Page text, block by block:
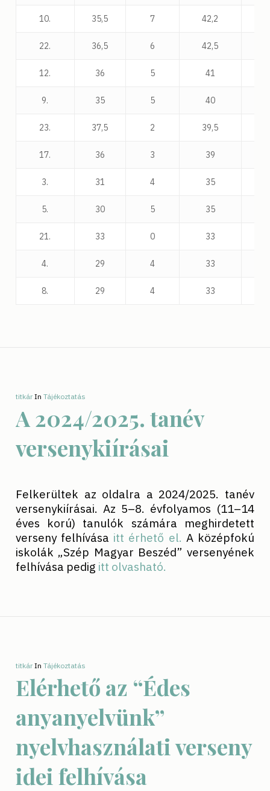
10. 35,5 7 42,2
22. 36,5 6 42,5
12. 36 5 41
9. 35 5 40
23. 37,5 2 39,5
17. 36 3 39
3. 31 4 35
5. 30 5 35
21. 33 0 33
4. 29 4 33
8. 29 4 33
titkár In Tájékoztatás
A 2024/2025. tanév
versenykiírásai
Felkerültek az oldalra a 2024/2025. tanév
versenykiírásai. Az 5–8. évfolyamos (11–14
éves korú) tanulók számára meghirdetett
verseny felhívása itt érhető el. A középfokú
iskolák „Szép Magyar Beszéd” versenyének
felhívása pedig itt olvasható.
titkár In Tájékoztatás
Elérhető az “Édes
anyanyelvünk”
nyelvhasználati verseny
idei felhívása